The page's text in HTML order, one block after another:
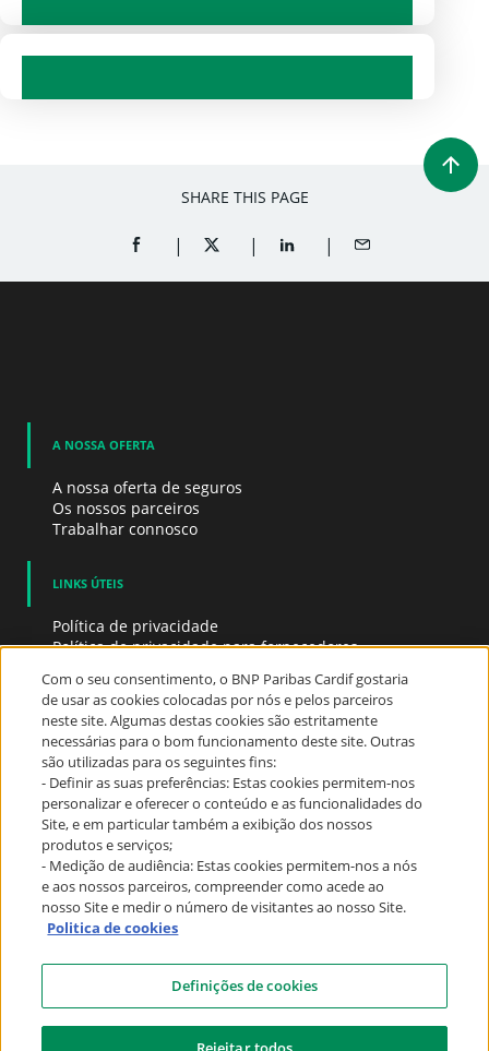
SHARE THIS PAGE
SHARE ON FACEBOOK (OPENS A NEW WINDOW)
SHARE ON TWITTER (OPENS A NEW
SHARE ON LINKEDIN
SHARE BY EMAIL
A NOSSA OFERTA
A nossa oferta de seguros
Os nossos parceiros
Trabalhar connosco
LINKS ÚTEIS
Política de privacidade
Política de privacidade para fornecedores
Política de Cookies
PRECISA DE AJUDA?
Precisa de ajuda?
Contato
FOLLOW US
Com o seu consentimento, o BNP Paribas Cardif gostaria
de usar as cookies colocadas por nós e pelos parceiros
neste site. Algumas destas cookies são estritamente
necessárias para o bom funcionamento deste site. Outras
são utilizadas para os seguintes fins:
- Definir as suas preferências: Estas cookies permitem-nos
personalizar e oferecer o conteúdo e as funcionalidades do
Site, e em particular também a exibição dos nossos
produtos e serviços;
- Medição de audiência: Estas cookies permitem-nos a nós
e aos nossos parceiros, compreender como acede ao
nosso Site e medir o número de visitantes ao nosso Site.
Politica de cookies
Definições de cookies